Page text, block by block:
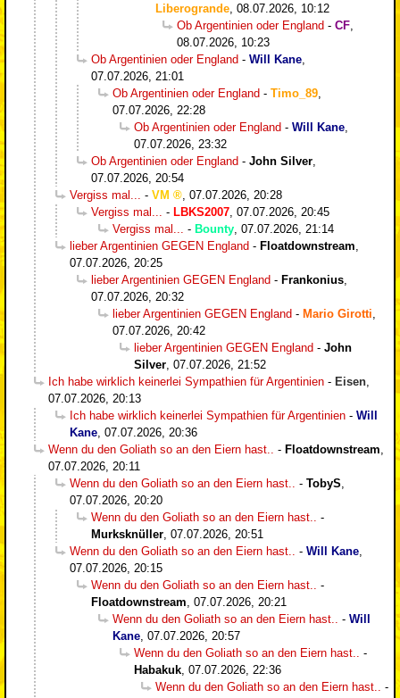
Liberogrande 08.07.2026, 10:12
Ob Argentinien oder England - CF
08.07.2026, 10:23
Ob Argentinien oder England - Will Kane
07.07.2026, 21:01
Ob Argentinien oder England - Timo_89
07.07.2026, 22:28
Ob Argentinien oder England - Will Kane
07.07.2026, 23:32
Ob Argentinien oder England - John Silver
07.07.2026, 20:54
Vergiss mal...
- VM
07.07.2026, 20:28
Vergiss mal...
- LBKS2007 07.07.2026, 20:45
Vergiss mal...
- Bounty 07.07.2026, 21:14
lieber Argentinien GEGEN England - Floatdownstream
07.07.2026, 20:25
lieber Argentinien GEGEN England - Frankonius
07.07.2026, 20:32
lieber Argentinien GEGEN England - Mario Girotti
07.07.2026, 20:42
lieber Argentinien GEGEN England - John
Silver 07.07.2026, 21:52
Ich habe wirklich keinerlei Sympathien für Argentinien - Eisen
07.07.2026, 20:13
Ich habe wirklich keinerlei Sympathien für Argentinien - Will
Kane 07.07.2026, 20:36
Wenn du den Goliath so an den Eiern hast..
- Floatdownstream
07.07.2026, 20:11
Wenn du den Goliath so an den Eiern hast..
- TobyS
07.07.2026, 20:20
Wenn du den Goliath so an den Eiern hast..
-
Murksknüller 07.07.2026, 20:51
Wenn du den Goliath so an den Eiern hast..
- Will Kane
07.07.2026, 20:15
Wenn du den Goliath so an den Eiern hast..
-
Floatdownstream 07.07.2026, 20:21
Wenn du den Goliath so an den Eiern hast..
- Will
Kane 07.07.2026, 20:57
Wenn du den Goliath so an den Eiern hast..
-
Habakuk 07.07.2026, 22:36
Wenn du den Goliath so an den Eiern hast..
-